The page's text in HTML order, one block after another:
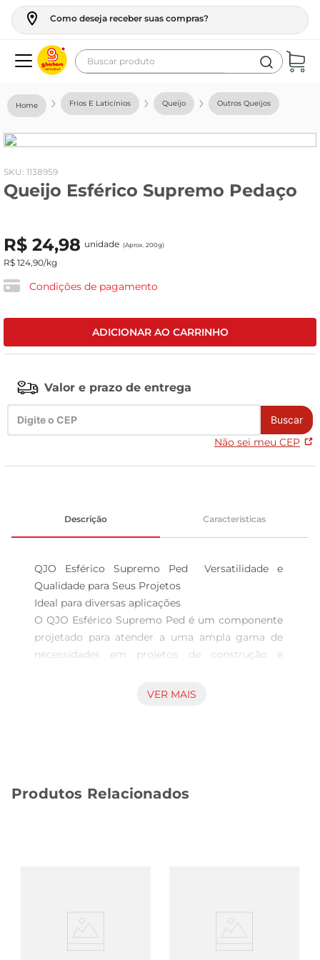
Como deseja receber suas compras?
Buscar produto
Frios E Laticínios Queijo Outros Queijos
: 1138959
Queijo Esférico Supremo Pedaço
R$ 24,98 unidade (Aprox. 200g)
R$ 124,90/kg
Condições de pagamento
ADICIONAR AO CARRINHO
Valor e prazo de entrega
Buscar
Não sei meu CEP
Descrição Características
QJO Esférico Supremo Ped  Versatilidade e
Qualidade para Seus Projetos
Ideal para diversas aplicações
O QJO Esférico Supremo Ped é um componente
projetado para atender a uma ampla gama de
necessidades em projetos de construção e
uma distribuição uniforme de carga, tornandoo
Fabricado com materiais selecionados, o QJO
componentes de primeira linha reflete o
compromisso com a excelência e a satisfação do
VER MAIS
Produtos Relacionados
geladeira
fogao
café
frango
vinho
leite
tv